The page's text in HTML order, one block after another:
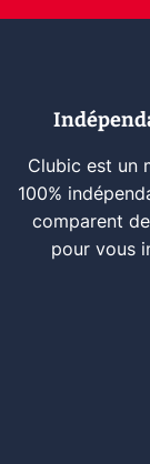
Clubic est un
100%
comparent
pour vous